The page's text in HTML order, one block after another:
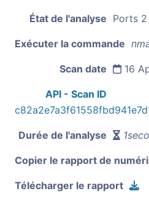
État de l'analyse Ports
Exécuter la commande
Scan date 16
API - Scan ID
Durée de l'analyse
Copier le rapport de
Télécharger le rapport